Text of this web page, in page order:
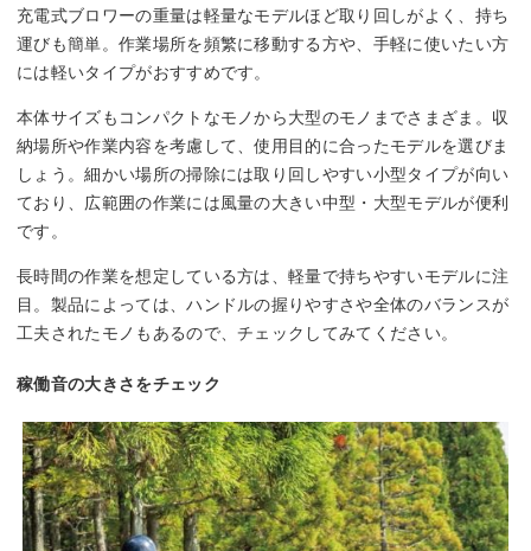
充電式ブロワーの重量は軽量なモデルほど取り回しがよく、持ち
運びも簡単。作業場所を頻繁に移動する方や、手軽に使いたい方
には軽いタイプがおすすめです。
本体サイズもコンパクトなモノから大型のモノまでさまざま。収
納場所や作業内容を考慮して、使用目的に合ったモデルを選びま
しょう。細かい場所の掃除には取り回しやすい小型タイプが向い
ており、広範囲の作業には風量の大きい中型・大型モデルが便利
です。
長時間の作業を想定している方は、軽量で持ちやすいモデルに注
目。製品によっては、ハンドルの握りやすさや全体のバランスが
工夫されたモノもあるので、チェックしてみてください。
稼働音の大きさをチェック